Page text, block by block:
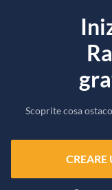
Scoprite cosa